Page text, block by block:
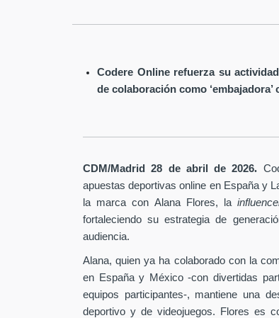
Codere Online refuerza su
de colaboración como ‘embajadora’
CDM/Madrid 28 de abril de 2026.
apuestas deportivas online en España y
la marca con Alana Flores, la
fortaleciendo su estrategia de
audiencia.
Alana, quien ya ha colaborado con la
en España y México -con divertidas
equipos participantes-, mantiene una
deportivo y de videojuegos. Flores es